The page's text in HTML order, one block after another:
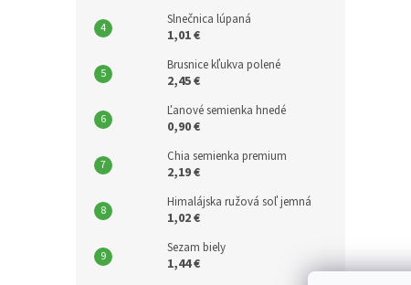
Slnečnica lúpaná
1,01 €
Brusnice kľukva polené
2,45 €
Ľanové semienka hnedé
0,90 €
Chia semienka premium
2,19 €
Himalájska ružová soľ jemná
1,02 €
Sezam biely
1,44 €